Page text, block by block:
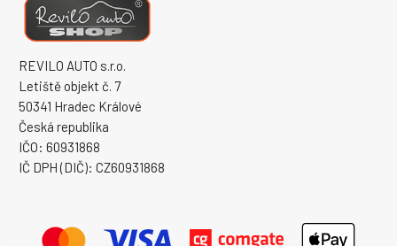
REVILO AUTO s.r.o.
Letiště objekt č. 7
50341 Hradec Králové
Česká republika
IČO: 60931868
IČ DPH (DIČ): CZ60931868